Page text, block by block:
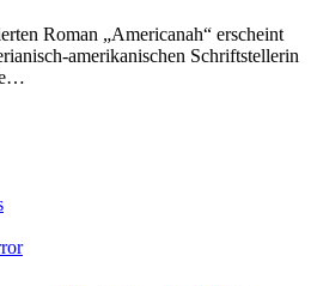
Roman „Americanah“ erscheint
amerikanischen Schriftstellerin